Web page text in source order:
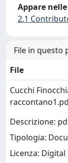
Appare
2.1
File in questo
File
Cucchi
Descrizione:
Tipologia:
Licenza: